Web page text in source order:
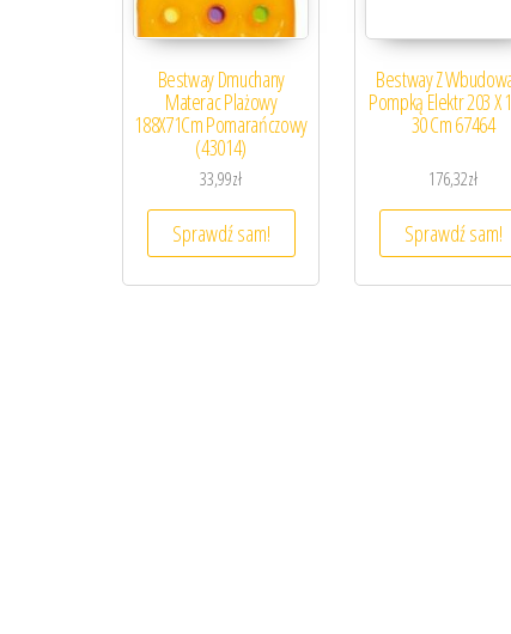
Bestway Dmuchany
Materac Plażowy
188X71Cm Pomarańczowy
(43014)
33,99zł
Sprawdź sam!
Bestway Z
Pompką Elektr 203 X
30 Cm 67464
176,32zł
Sprawdź sam!